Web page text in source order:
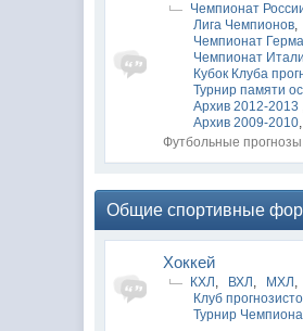
Чемпионат
Лига Чемпионов,
Чемпионат
Чемпионат
Кубок Клуба
Турнир памяти
Архив 2012-2013
Архив 2009-2010,
Футбольные
Общие спортивные
Хоккей
КХЛ , ВХЛ , МХЛ ,
Клуб
Турнир